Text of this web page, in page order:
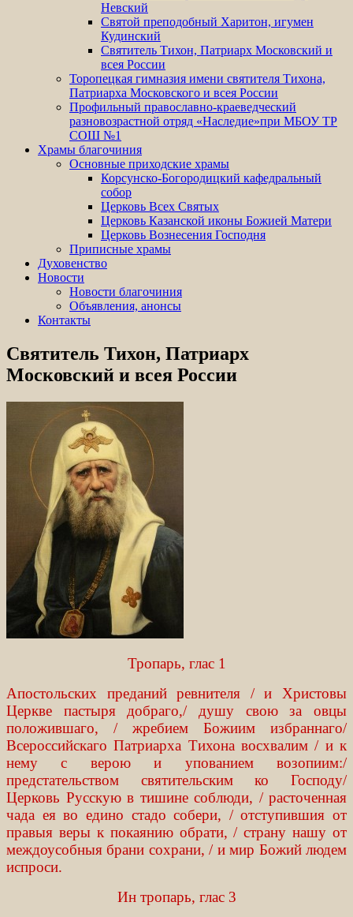
Невский
Святой преподобный Харитон, игумен
Кудинский
Святитель Тихон, Патриарх Московский и
всея России
Торопецкая гимназия имени святителя Тихона,
Патриарха Московского и всея России
Профильный православно-краеведческий
разновозрастной отряд «Наследие»при МБОУ ТР
СОШ №1
Храмы благочиния
Основные приходские храмы
Корсунско-Богородицкий кафедральный
собор
Церковь Всех Святых
Церковь Казанской иконы Божией Матери
Церковь Вознесения Господня
Приписные храмы
Духовенство
Новости
Новости благочиния
Объявления, анонсы
Контакты
Святитель Тихон, Патриарх
Московский и всея России
Тропарь, глас 1
Апостольских преданий ревнителя / и Христовы
Церкве пастыря добраго,/ душу свою за овцы
положившаго, / жребием Божиим избраннаго/
Всероссийскаго Патриарха Тихона восхвалим / и к
нему с верою и упованием возопиим:/
предстательством святительским ко Господу/
Церковь Русскую в тишине соблюди, / расточенная
чада ея во едино стадо собери, / отступившия от
правыя веры к покаянию обрати, / страну нашу от
междоусобныя брани сохрани, / и мир Божий людем
испроси.
Ин тропарь, глас 3